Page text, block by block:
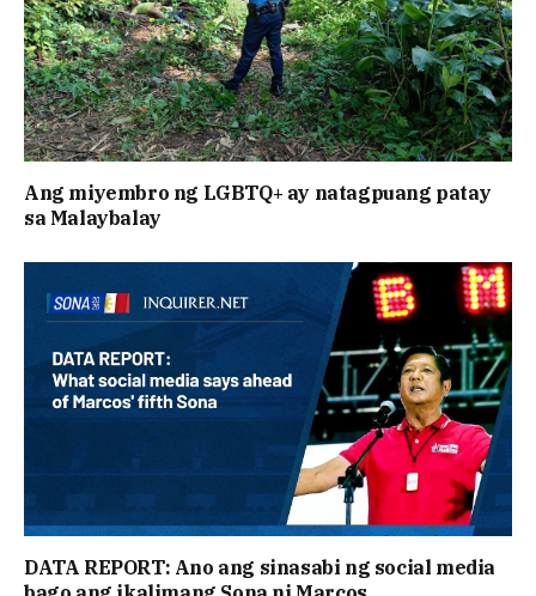
Ang miyembro ng LGBTQ+ ay natagpuang patay
sa Malaybalay
DATA REPORT: Ano ang sinasabi ng social media